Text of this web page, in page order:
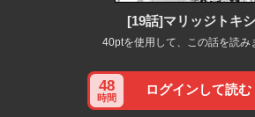
[19話]マリッジトキ
40ptを使用して、この話を読み
48
時間
ログインして読む